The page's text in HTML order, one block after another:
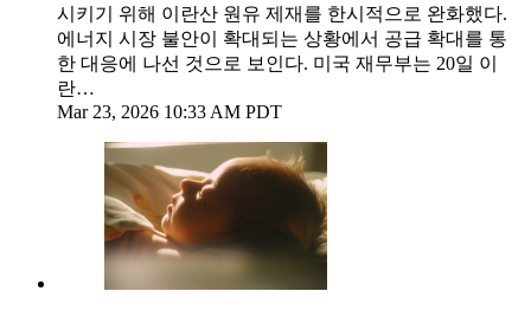
시키기 위해 이란산 원유 제재를 한시적으로 완화했다.
에너지 시장 불안이 확대되는 상황에서 공급 확대를 통
한 대응에 나선 것으로 보인다. 미국 재무부는 20일 이
란…
Mar 23, 2026 10:33 AM PDT